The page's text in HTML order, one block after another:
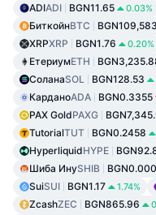
ADIADI BGN11.65 0.03%
БиткойнBTC
XRPXRP BGN1.76 0.20%
ЕтериумETH
СоланаSOL BGN128.53
КарданоADA BGN0.3355
PAX GoldPAXG
TutorialTUT BGN0.2458
HyperliquidHYPE
Шиба ИнуSHIB
SuiSUI BGN1.17 1.74%
ZcashZEC BGN865.96